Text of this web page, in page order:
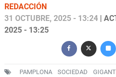
REDACCIÓN
31 OCTUBRE, 2025 - 13:24 |
2025 - 13:25
PAMPLONA SOCIEDAD